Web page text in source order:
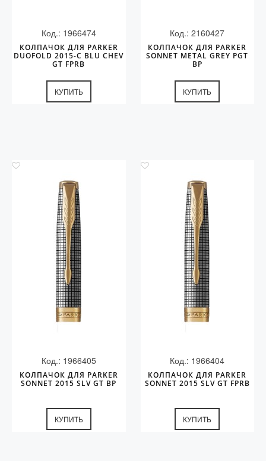
Код.: 1966474
КОЛПАЧОК ДЛЯ PARKER
DUOFOLD 2015-C BLU CHEV
GT FPRB
КУПИТЬ
Код.: 2160427
КОЛПАЧОК ДЛЯ PARKER
SONNET METAL GREY PGT
BP
КУПИТЬ
Код.: 1966405
КОЛПАЧОК ДЛЯ PARKER
SONNET 2015 SLV GT BP
КУПИТЬ
Код.: 1966404
КОЛПАЧОК ДЛЯ PARKER
SONNET 2015 SLV GT FPRB
КУПИТЬ